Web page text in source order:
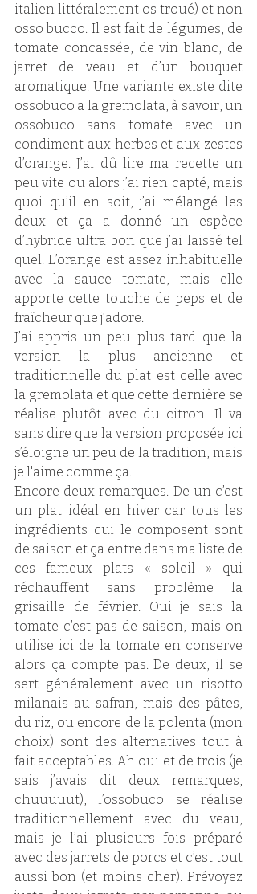
italien littéralement os troué) et non
osso bucco. Il est fait de légumes, de
tomate concassée, de vin blanc, de
jarret de veau et d’un bouquet
aromatique. Une variante existe dite
ossobuco a la gremolata, à savoir, un
ossobuco sans tomate avec un
condiment aux herbes et aux zestes
d’orange. J’ai dû lire ma recette un
peu vite ou alors j’ai rien capté, mais
quoi qu’il en soit, j’ai mélangé les
deux et ça a donné un espèce
d’hybride ultra bon que j’ai laissé tel
quel. L’orange est assez inhabituelle
avec la sauce tomate, mais elle
apporte cette touche de peps et de
fraîcheur que j’adore.
J’ai appris un peu plus tard que la
version la plus ancienne et
traditionnelle du plat est celle avec
la gremolata et que cette dernière se
réalise plutôt avec du citron. Il va
sans dire que la version proposée ici
s’éloigne un peu de la tradition, mais
je l'aime comme ça.
Encore deux remarques. De un c’est
un plat idéal en hiver car tous les
ingrédients qui le composent sont
de saison et ça entre dans ma liste de
ces fameux plats « soleil » qui
réchauffent sans problème la
grisaille de février. Oui je sais la
tomate c’est pas de saison, mais on
utilise ici de la tomate en conserve
alors ça compte pas. De deux, il se
sert généralement avec un risotto
milanais au safran, mais des pâtes,
du riz, ou encore de la polenta (mon
choix) sont des alternatives tout à
fait acceptables. Ah oui et de trois (je
sais j’avais dit deux remarques,
chuuuuut), l’ossobuco se réalise
traditionnellement avec du veau,
mais je l’ai plusieurs fois préparé
avec des jarrets de porcs et c’est tout
aussi bon (et moins cher). Prévoyez